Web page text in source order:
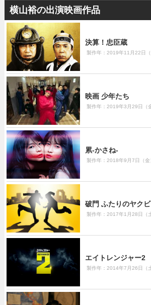
横山裕の出演映画作品
決算！忠臣蔵
製作年：2019年11月22日（
映画 少年たち
製作年：2019年3月29日（
累-かさね-
製作年：2018年9月7日（金
破門 ふたりのヤクビ
製作年：2017年1月28日（
エイトレンジャー2
製作年：2014年7月26日（